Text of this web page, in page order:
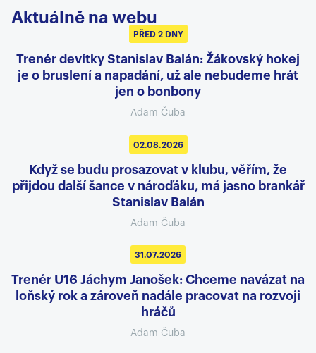
Aktuálně na webu
PŘED 2 DNY
Trenér devítky Stanislav Balán: Žákovský hokej
je o bruslení a napadání, už ale nebudeme hrát
jen o bonbony
Adam Čuba
02.08.2026
Když se budu prosazovat v klubu, věřím, že
přijdou další šance v nároďáku, má jasno brankář
Stanislav Balán
Adam Čuba
31.07.2026
Trenér U16 Jáchym Janošek: Chceme navázat na
loňský rok a zároveň nadále pracovat na rozvoji
hráčů
Adam Čuba